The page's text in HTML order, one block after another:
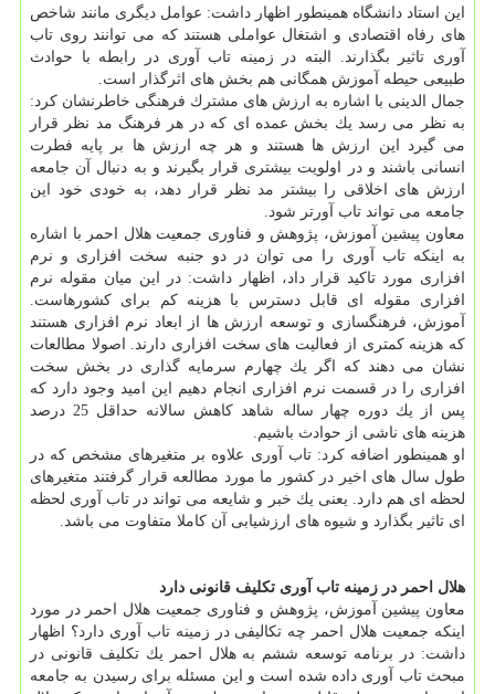
این استاد دانشگاه همینطور اظهار داشت: عوامل دیگری مانند شاخص
های رفاه اقتصادی و اشتغال عواملی هستند كه می توانند روی تاب
آوری تاثیر بگذارند. البته در زمینه تاب آوری در رابطه با حوادث
طبیعی حیطه آموزش همگانی هم بخش های اثرگذار است.
جمال الدینی با اشاره به ارزش های مشترك فرهنگی خاطرنشان كرد:
به نظر می رسد یك بخش عمده ای كه در هر فرهنگ مد نظر قرار
می گیرد این ارزش ها هستند و هر چه ارزش ها بر پایه فطرت
انسانی باشند و در اولویت بیشتری قرار بگیرند و به دنبال آن جامعه
ارزش های اخلاقی را بیشتر مد نظر قرار دهد، به خودی خود این
جامعه می تواند تاب آورتر شود.
معاون پیشین آموزش، پژوهش و فناوری جمعیت هلال احمر با اشاره
به اینكه تاب آوری را می توان در دو جنبه سخت افزاری و نرم
افزاری مورد تاكید قرار داد، اظهار داشت: در این میان مقوله نرم
افزاری مقوله ای قابل دسترس با هزینه كم برای كشورهاست.
آموزش، فرهنگسازی و توسعه ارزش ها از ابعاد نرم افزاری هستند
كه هزینه كمتری از فعالیت های سخت افزاری دارند. اصولا مطالعات
نشان می دهند كه اگر یك چهارم سرمایه گذاری در بخش سخت
افزاری را در قسمت نرم افزاری انجام دهیم این امید وجود دارد كه
پس از یك دوره چهار ساله شاهد كاهش سالانه حداقل 25 درصد
هزینه های ناشی از حوادث باشیم.
او همینطور اضافه كرد: تاب آوری علاوه بر متغیرهای مشخص كه در
طول سال های اخیر در كشور ما مورد مطالعه قرار گرفتند متغیرهای
لحظه ای هم دارد. یعنی یك خبر و شایعه می تواند در تاب آوری لحظه
ای تاثیر بگذارد و شیوه های ارزشیابی آن كاملا متفاوت می باشد.
هلال احمر در زمینه تاب آوری تكلیف قانونی دارد
معاون پیشین آموزش، پژوهش و فناوری جمعیت هلال احمر در مورد
اینكه جمعیت هلال احمر چه تكالیفی در زمینه تاب آوری دارد؟ اظهار
داشت: در برنامه توسعه ششم به هلال احمر یك تكلیف قانونی در
مبحث تاب آوری داده شده است و این مسئله برای رسیدن به جامعه